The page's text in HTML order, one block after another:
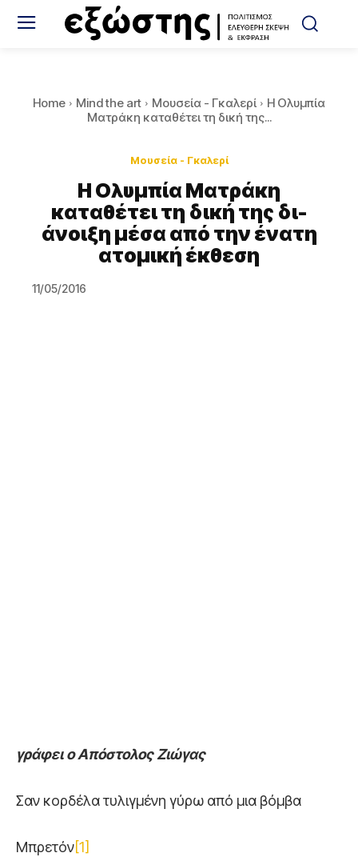
Home Mind the art Μουσεία - Γκαλερί
Η Ολυμπία
Ματράκη καταθέτει τη δική της...
Μουσεία - Γκαλερί
Η Ολυμπία Ματράκη
καταθέτει τη δική της δι-
άνοιξη μέσα από την ένατη
ατομική έκθεση
11/05/2016
γράφει ο Απόστολος Ζιώγας
Σαν κορδέλα τυλιγμένη γύρω από μια βόμβα
Μπρετόν[1]